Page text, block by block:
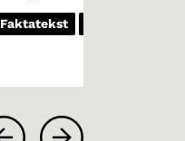
Faktatekst